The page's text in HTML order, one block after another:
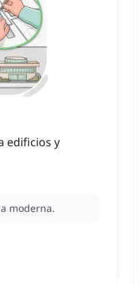
edificios y
moderna.